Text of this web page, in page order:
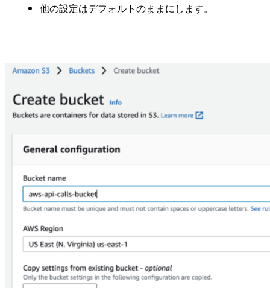
他の設定はデフォルトのままにします。